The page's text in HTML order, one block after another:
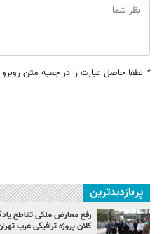
* لطفا حاصل عبارت را در جعبه متن روبرو
پربازدیدترین
رفع معارض ملکی تقاطع
کلان پروژه‌ ترافیکی غرب